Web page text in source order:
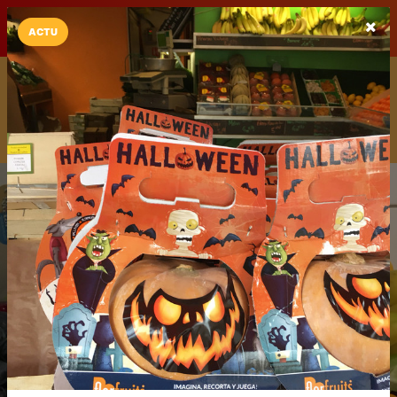
LaCarte LaCarte sur
Play Store
Installez l'App LaCarte
Téléchargez gratuitement l'app LaCarte pour suivre vos
commerces favoris et ne rien rater !
Télécharger Plus tard
ACTU